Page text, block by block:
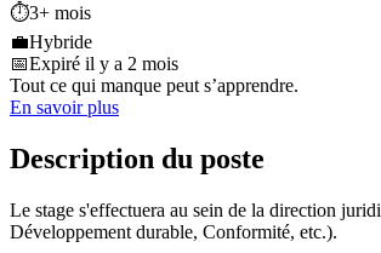
⏱️3+ mois
💼Hybride
📅Expiré il y a 2 mois
Tout ce qui manque peut s’apprendre.
En savoir plus
Description du poste
Le stage s'effectuera au sein de la direction
Développement durable, Conformité, etc.).